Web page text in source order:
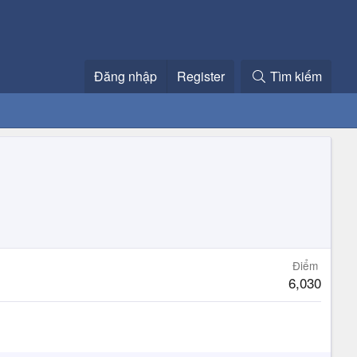
Đăng nhập Register Tìm kiếm
Điểm
6,030